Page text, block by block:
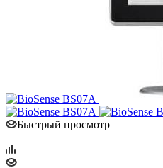
Быстрый просмотр